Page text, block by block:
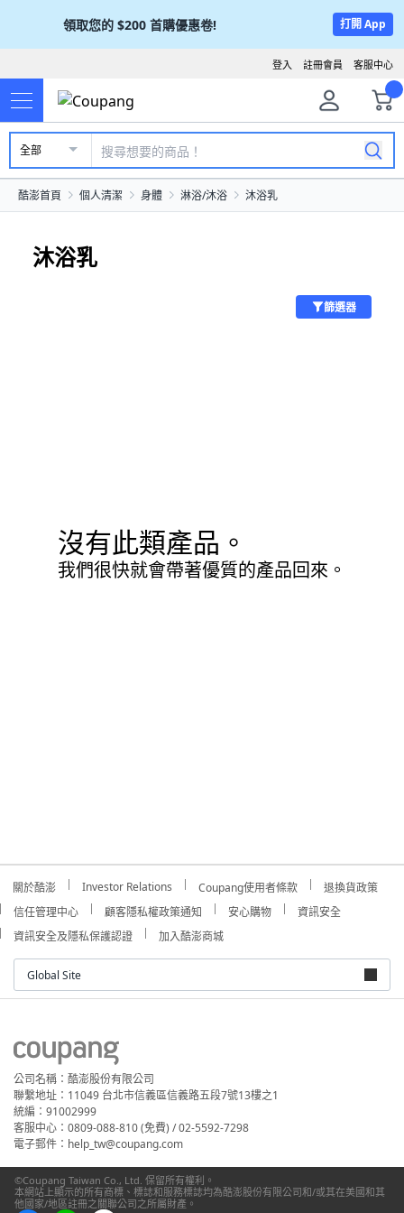
領取您的 $200 首購優惠卷! 打開 App
客服中心
註冊會員
登入
全部
酷澎首頁 個人清潔 身體 淋浴/沐浴 沐浴乳
沐浴乳
篩選器
沒有此類產品。
我們很快就會帶著優質的產品回來。
關於酷澎 Investor Relations Coupang使用者條款
退換貨政策
信任管理中心
顧客隱私權政策通知 安心購物
資訊安全
資訊安全及隱私保護認證
加入酷澎商城
Global Site
公司名稱：酷澎股份有限公司
聯繫地址：11049 台北市信義區信義路五段7號13樓之1
統編：91002999
客服中心：0809-088-810 (免費) / 02-5592-7298
電子郵件：help_tw@coupang.com
©Coupang Taiwan Co., Ltd. 保留所有權利。
本網站上顯示的所有商標、標誌和服務標誌均為酷澎股份有限公司和/或其在美國和其
他國家/地區註冊之關聯公司之所屬財產。